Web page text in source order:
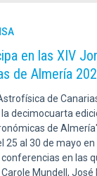
en las XIV
de Almería
de
decimocuarta
de
25 al 30 de mayo
en las
Mundell, José